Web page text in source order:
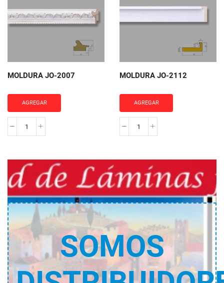
cantidad
2093
MOLDURA JO-2007
AGREGAR
MOLDURA
cantidad
MOLDURA JO-2112
AGREGAR
MOLDURA
cantidad
SOMOS